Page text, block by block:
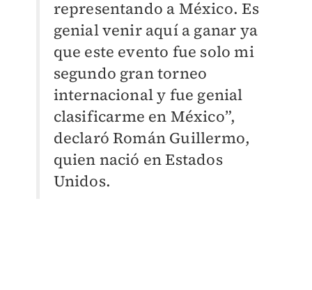
representando a México. Es
genial venir aquí a ganar ya
que este evento fue solo mi
segundo gran torneo
internacional y fue genial
clasificarme en México”,
declaró Román Guillermo,
quien nació en Estados
Unidos.